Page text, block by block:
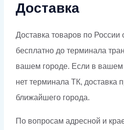
Доставка
Доставка товаров по России
бесплатно до терминала
вашем городе. Если в вашем
нет терминала ТК, доставка
ближайшего города.
По вопросам адресной и